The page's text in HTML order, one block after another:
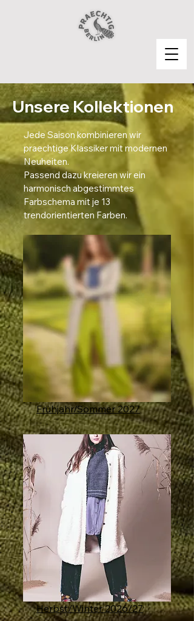
Unsere Kollektionen
Jede Saison kombinieren wir
praechtige Klassiker mit modernen
Neuheiten.
Passend dazu kreieren wir ein
harmonisch abgestimmtes
Farbschema mit je 13
trendorientierten Farben.
Frühjahr/Sommer 2027
Herbst/Winter 2026/27